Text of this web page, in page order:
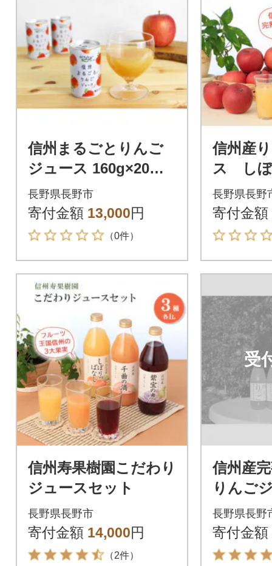
信州まるごとりんご
ジュース 160g×20本
入
長野県長野市
寄付金額 13,000円
（0件）
信州産
ス しぼ
長野県長野
寄付金額
信州寿果樹園こだわり
ジュースセット
長野県長野市
寄付金額 14,000円
（2件）
受
信州産
りんご
0ml×3
長野県長野
寄付金額